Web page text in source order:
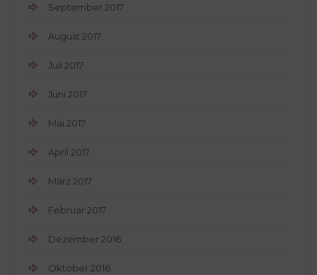
September 2017
August 2017
Juli 2017
Juni 2017
Mai 2017
April 2017
März 2017
Februar 2017
Dezember 2016
Oktober 2016